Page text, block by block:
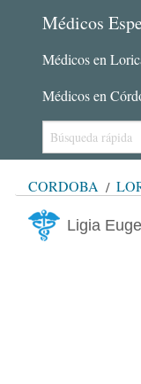
Médicos
Médicos en
Médicos en
CÓRDOBA
Ligia